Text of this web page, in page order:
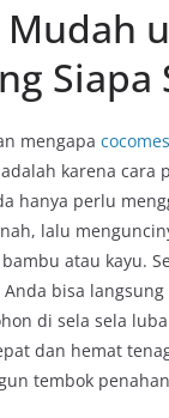
Mudah
Siapa
mengapa
karena cara
hanya perlu
lalu
atau kayu.
bisa
di sela sela
dan hemat
tembok